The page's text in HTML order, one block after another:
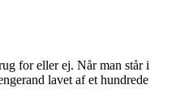
for eller ej. Når man står i
lavet af et hundrede